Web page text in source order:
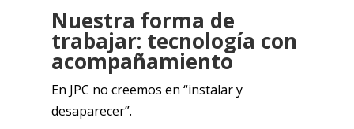
Nuestra forma de
trabajar: tecnología con
acompañamiento
En JPC no creemos en “instalar y
desaparecer”.